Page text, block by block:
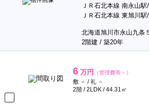
ＪＲ石北本線 南永山
ＪＲ石北本線 東旭川
北海道旭川市永山九条
2階建 / 築20年
6 万円 （管理費等－）
敷 － / 礼 －
2階 / 2LDK / 44.31㎡